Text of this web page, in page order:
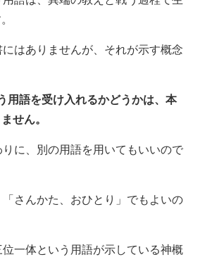
はありませんが、それが示す概念
用語を受け入れるかどうかは、本
せん。
に、別の用語を用いてもいいので
さんかた、おひとり」でもよいの
一体という用語が示している神概